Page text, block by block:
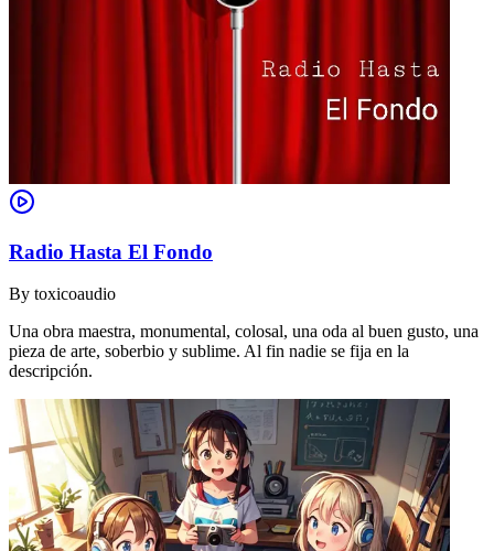
Radio Hasta El Fondo
By toxicoaudio
Una obra maestra, monumental, colosal, una oda al buen gusto, una
pieza de arte, soberbio y sublime. Al fin nadie se fija en la
descripción.